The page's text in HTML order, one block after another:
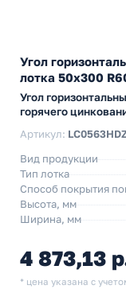
Угол
лотка 50х300
Угол
горячего
Артикул:
Вид продукции
Тип лотка
Способ покрытия
Высота, мм
Ширина, мм
4 873,13
* цена указана с